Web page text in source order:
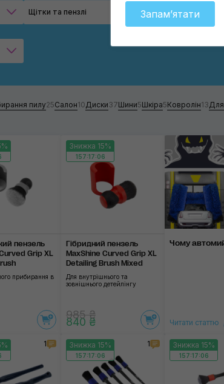
Щітки та пензлі Пензлі
пилу25Салон10Диски37Шини5Шкіра5Ковролін13Для
пензель
Grip XL
прибирання в
Знижка 15%
157:17:06
Гібридний пензель
MaxShine Curved Grip XL
Detailing Brush Mixed
Для внутрішнього та
зовнішнього детейлінгу
985 ₴
840 ₴
Чому
Читати статтю
1 Знижка 15%
157:17:06
1 Знижка 15%
157:17:06
Запамʼятати